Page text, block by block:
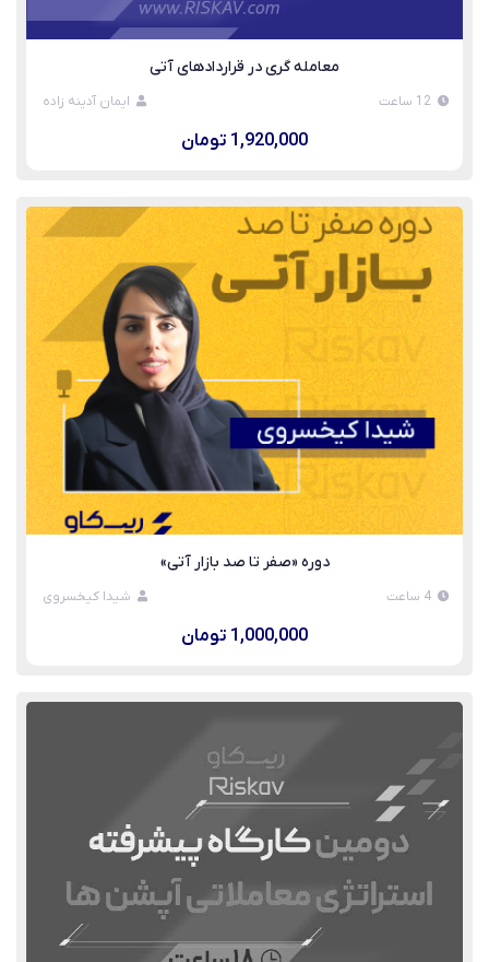
معامله گری در قراردادهای آتی
12 ساعت ایمان آدینه زاده
1,920,000 تومان
دوره «صفر تا صد بازار آتی»
4 ساعت شیدا کیخسروی
1,000,000 تومان